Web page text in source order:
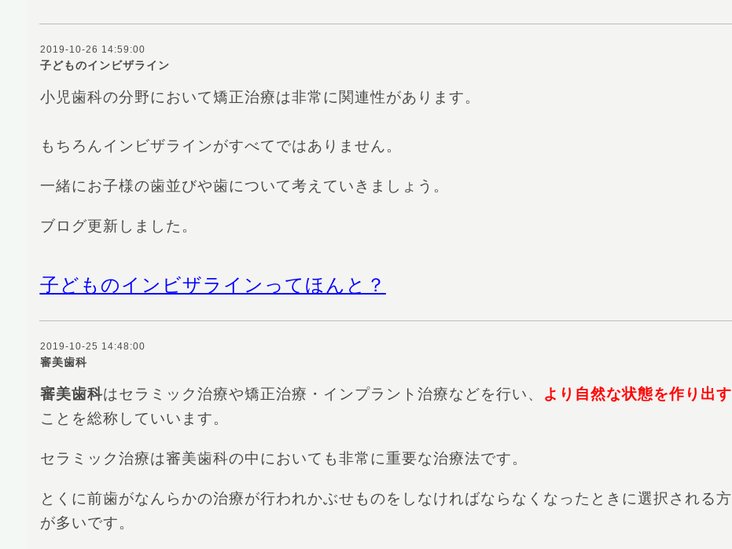
2019-10-26 14:59:00
子どものインビザライン
小児歯科の分野において矯正治療は非常に関連性があります。
もちろんインビザラインがすべてではありません。
一緒にお子様の歯並びや歯について考えていきましょう。
ブログ更新しました。
子どものインビザラインってほんと？
2019-10-25 14:48:00
審美歯科
審美歯科はセラミック治療や矯正治療・インプラント治療などを行い、
より自然な状態を作り出す
ことを総称していいます。
セラミック治療は審美歯科の中においても非常に重要な治療法です。
とくに前歯がなんらかの治療が行われかぶせものをしなければならなくなったときに選択される方
が多いです。